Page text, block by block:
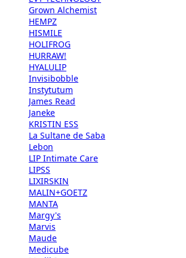
Grown Alchemist
HEMPZ
HISMILE
HOLIFROG
HURRAW!
HYALULIP
Invisibobble
Instytutum
James Read
Janeke
KRISTIN ESS
La Sultane de Saba
Lebon
LIP Intimate Care
LIPSS
LIXIRSKIN
MALIN+GOETZ
MANTA
Margy's
Marvis
Maude
Medicube